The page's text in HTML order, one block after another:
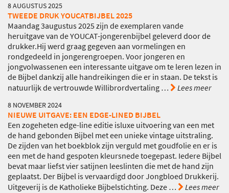
8 AUGUSTUS 2025
TWEEDE DRUK YOUCATBIJBEL 2025
Maandag 3augustus 2025 zijn de exemplaren vande
heruitgave van de YOUCAT-jongerenbijbel geleverd door de
drukker.Hij werd graag gegeven aan vormelingen en
rondgedeeld in jongerengroepen. Voor jongeren en
jongvolwassenen een interessante uitgave om te leren lezen in
de Bijbel dankzij alle handreikingen die er in staan. De tekst is
natuurlijk de vertrouwde Willibrordvertaling… Lees meer
8 NOVEMBER 2024
NIEUWE UITGAVE: EEN EDGE-LINED BIJBEL
Een zogeheten edge-line editie isluxe uitvoering van een met
de hand gebonden Bijbel met een unieke vintage uitstraling.
De zijden van het boekblok zijn verguld met goudfolie en er is
een met de hand gespoten kleursnede toegepast. Iedere Bijbel
bevat maar liefst vier satijnen leeslinten die met de hand zijn
geplaatst. Der Bijbel is vervaardigd door Jongbloed Drukkerij.
Uitgeverij is de Katholieke Bijbelstichting. Deze… Lees meer